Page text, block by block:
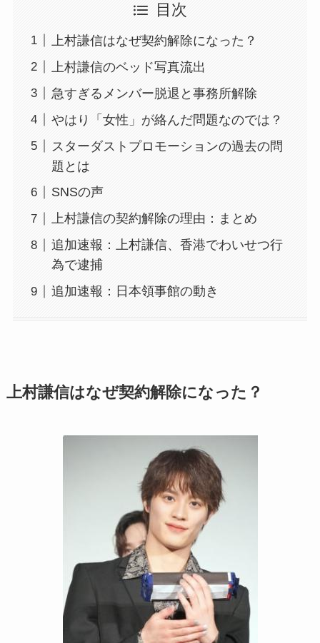
目次
上村謙信はなぜ契約解除になった？
上村謙信のベッド写真流出
急すぎるメンバー脱退と事務所解除
やはり「女性」が絡んだ問題なのでは？
スターダストプロモーションの過去の問
題とは
SNSの声
上村謙信の契約解除の理由：まとめ
追加速報：上村謙信、香港でわいせつ行
為で逮捕
追加速報：日本領事館の動き
上村謙信はなぜ契約解除になった？